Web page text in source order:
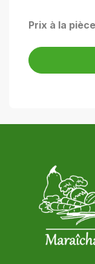
Prix à la